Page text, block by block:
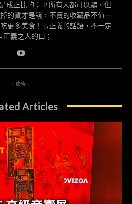
成正比的； 2.所有人都可以騙，但
的貨才是錢，不賣的收藏品不值一
更多美食！ 5.正義的話語，不一定
正義之人的口；
- 廣告 -
Articles